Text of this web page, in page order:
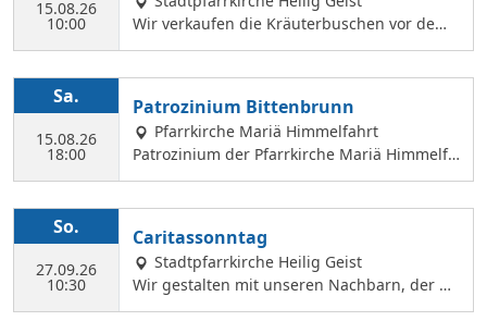
15.08.26
10:00
Wir verkaufen die Kräuterbuschen vor dem
Festgottesdienst in der Hl. Geist Kirche.
Sa.
15.08.26
18:00
Patrozinium Bittenbrunn
Pfarrkirche Mariä Himmelfahrt
Patrozinium der Pfarrkirche Mariä Himmelfa
hrt in Bittenbrunn Um 18:00 Uhr Festgottesd
Gestaltung durch den Kirchenchor Laetare, l
eckere Speisen, Fassbier und Weinbar. Kind
erprogramm Wir freuen uns auf dich!
So.
27.09.26
10:30
Caritassonntag
Stadtpfarrkirche Heilig Geist
Wir gestalten mit unseren Nachbarn, der Ca
ritasstation den Gottesdienst.